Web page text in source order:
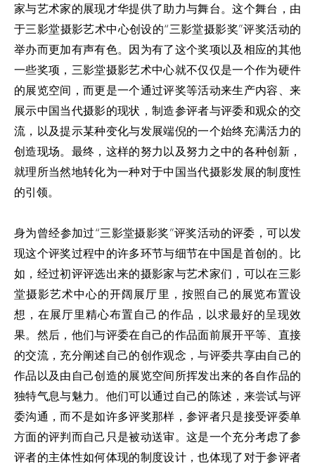
家与艺术家的展现才华提供了助力与舞台。这个舞台，由
于三影堂摄影艺术中心创设的“三影堂摄影奖”评奖活动的
举办而更加有声有色。因为有了这个奖项以及相应的其他
一些奖项，三影堂摄影艺术中心就不仅仅是一个作为硬件
的展览空间，而更是一个通过评奖等活动来生产内容、来
展示中国当代摄影的现状，制造参评者与评委和观众的交
流，以及提示某种变化与发展端倪的一个始终充满活力的
创造现场。最终，这样的努力以及努力之中的各种创新，
就理所当然地转化为一种对于中国当代摄影发展的制度性
的引领。
身为曾经参加过“三影堂摄影奖”评奖活动的评委，可以发
现这个评奖过程中的许多环节与细节在中国是首创的。比
如，经过初评评选出来的摄影家与艺术家们，可以在三影
堂摄影艺术中心的开阔展厅里，按照自己的展览布置设
想，在展厅里精心布置自己的作品，以求最好的呈现效
果。然后，他们与评委在自己的作品面前展开平等、直接
的交流，充分阐述自己的创作观念，与评委共享由自己的
作品以及由自己创造的展览空间所挥发出来的各自作品的
独特气息与魅力。他们可以通过自己的陈述，来尝试与评
委沟通，而不是如许多评奖那样，参评者只是接受评委单
方面的评判而自己只是被动送审。这是一个充分考虑了参
评者的主体性如何体现的制度设计，也体现了对于参评者